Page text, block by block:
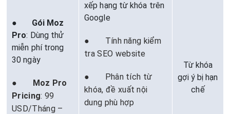
● Gói Moz
Pro: Dùng thử
miễn phí trong
30 ngày
● Moz Pro
Pricing: 99
USD/Tháng –
xếp hạng từ khóa trên
Google
● Tính năng kiểm
tra SEO website
● Phân tích từ
khóa, đề xuất nội
dung phù hợp
Từ khóa
gợi ý bị hạn
chế